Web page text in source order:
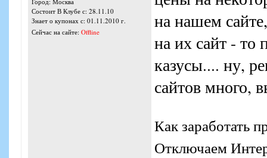
Состоит В Клубе с: 28.11.10
Знает о купонах с: 01.11.2010 г.
Сейчас на сайте: Offline
на нашем
на их сайт - то
казусы.... ну,
сайтов много,
Как заработать
Отключаем